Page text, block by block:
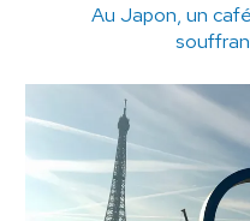
Au Japon, un